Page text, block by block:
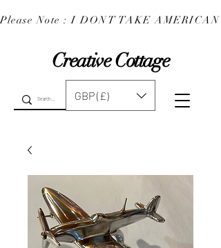
Creative Cottage
Please Note : I DONT TAKE
GBP (£)